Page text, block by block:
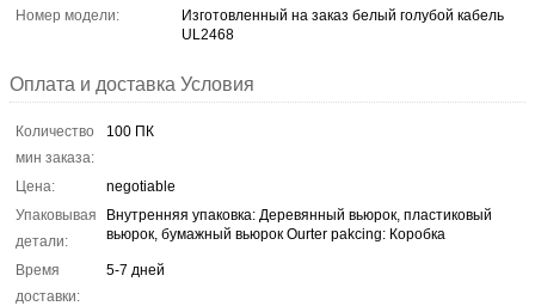
Номер модели:
Изготовленный на заказ белый голубой кабель
UL2468
Оплата и доставка Условия
Количество
мин заказа:
100 ПК
Цена:
negotiable
Упаковывая
детали:
Внутренняя упаковка: Деревянный вьюрок, пластиковый
вьюрок, бумажный вьюрок Ourter pakcing: Коробка
Время
доставки:
5-7 дней